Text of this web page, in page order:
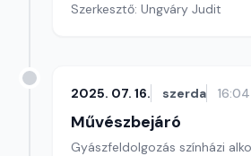
Szerkesztő: Ungváry Judit
2025. 07. 16. szerda 16:04
Művészbejáró
Gyászfeldolgozás színházi